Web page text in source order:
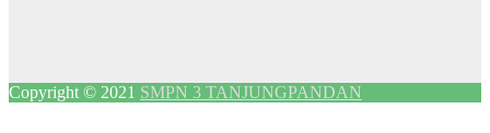
Copyright © 2021 SMPN 3 TANJUNGPANDAN